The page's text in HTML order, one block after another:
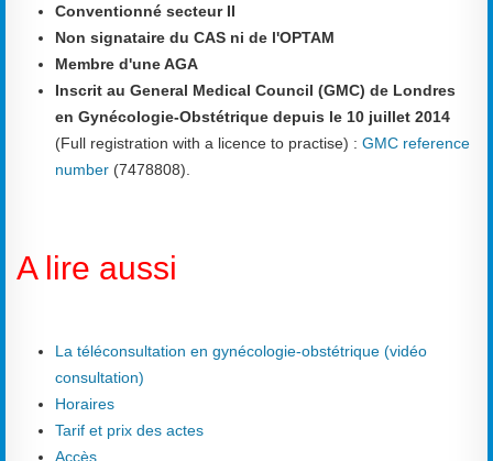
Conventionné secteur II
Non signataire du CAS ni de l'OPTAM
Membre d'une AGA
Inscrit au General Medical Council (GMC) de Londres
en Gynécologie-Obstétrique depuis le 10 juillet 2014
(Full registration with a licence to practise) : GMC reference
number (7478808).
A lire aussi
La téléconsultation en gynécologie-obstétrique (vidéo
consultation)
Horaires
Tarif et prix des actes
Accès